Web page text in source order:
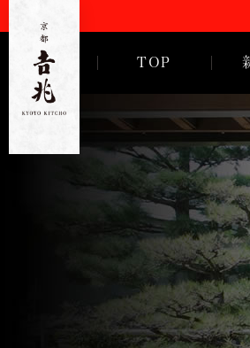
TOP